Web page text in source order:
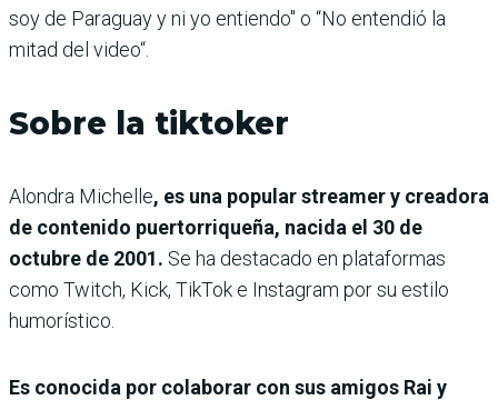
soy de Paraguay y ni yo entiendo" o “No entendió la
mitad del video“.
Sobre la tiktoker
Alondra Michelle, es una popular streamer y creadora
de contenido puertorriqueña, nacida el 30 de
octubre de 2001. Se ha destacado en plataformas
como Twitch, Kick, TikTok e Instagram por su estilo
humorístico.
Es conocida por colaborar con sus amigos Rai y